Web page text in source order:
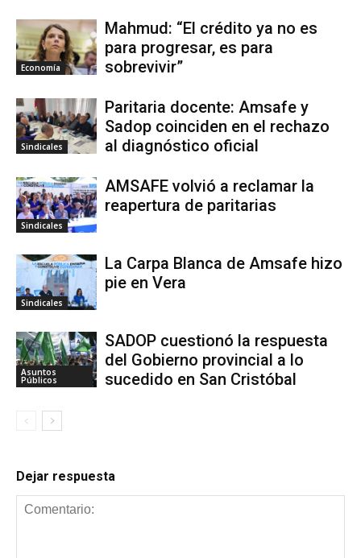
Economía
Mahmud: “El crédito ya no es
para progresar, es para
sobrevivir”
Sindicales
Paritaria docente: Amsafe y
Sadop coinciden en el rechazo
al diagnóstico oficial
Sindicales
AMSAFE volvió a reclamar la
reapertura de paritarias
Sindicales
La Carpa Blanca de Amsafe hizo
pie en Vera
Asuntos
Públicos
SADOP cuestionó la respuesta
del Gobierno provincial a lo
sucedido en San Cristóbal
Dejar respuesta